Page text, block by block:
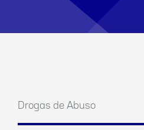
Drogas de Abuso